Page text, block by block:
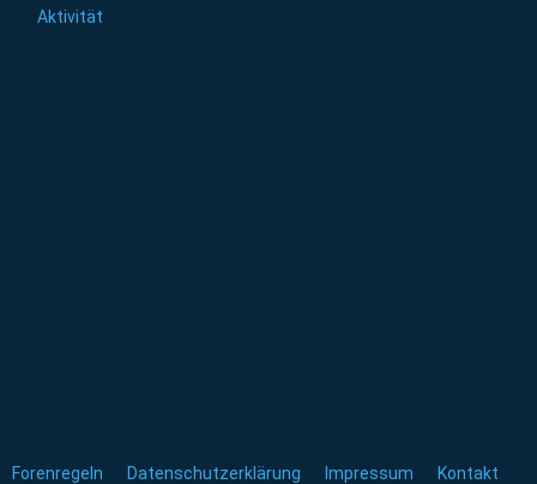
Aktivität
Forenregeln Datenschutzerklärung Impressum Kontakt